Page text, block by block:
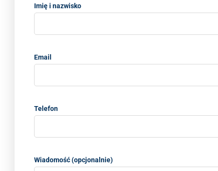
Imię i nazwisko
Email
Telefon
Wiadomość (opcjonalnie)